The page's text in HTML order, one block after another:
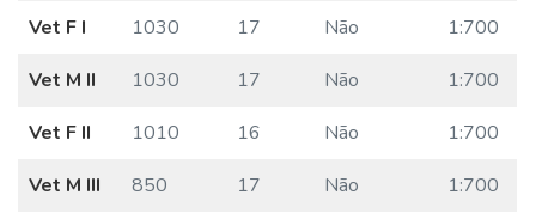
Vet F I
1030 17 Não
1:700
Vet M II
1030 17 Não
1:700
Vet F II
1010 16 Não
1:700
Vet M III
850 17 Não
1:700